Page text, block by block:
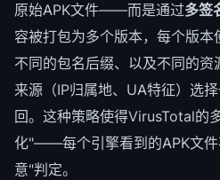
原始APK文件——而是通过多签
容被打包为多个版本，每个版本
不同的包名后缀、以及不同的
来源（IP归属地、UA特征）选
回。这种策略使得VirusTotal的
化"——每个引擎看到的APK文件
意"判定。